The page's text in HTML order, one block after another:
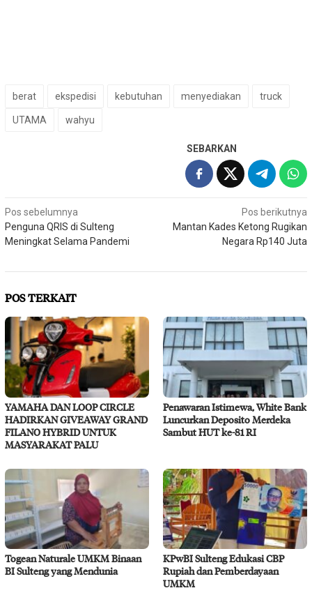
berat ekspedisi kebutuhan menyediakan truck
UTAMA wahyu
SEBARKAN
Navigasi
pos
Pos sebelumnya
Penguna QRIS di Sulteng
Meningkat Selama Pandemi
Pos berikutnya
Mantan Kades Ketong Rugikan
Negara Rp140 Juta
POS TERKAIT
YAMAHA DAN LOOP CIRCLE
HADIRKAN GIVEAWAY GRAND
FILANO HYBRID UNTUK
MASYARAKAT PALU
Penawaran Istimewa, White Bank
Luncurkan Deposito Merdeka
Sambut HUT ke-81 RI
Togean Naturale UMKM Binaan
BI Sulteng yang Mendunia
KPwBI Sulteng Edukasi CBP
Rupiah dan Pemberdayaan
UMKM